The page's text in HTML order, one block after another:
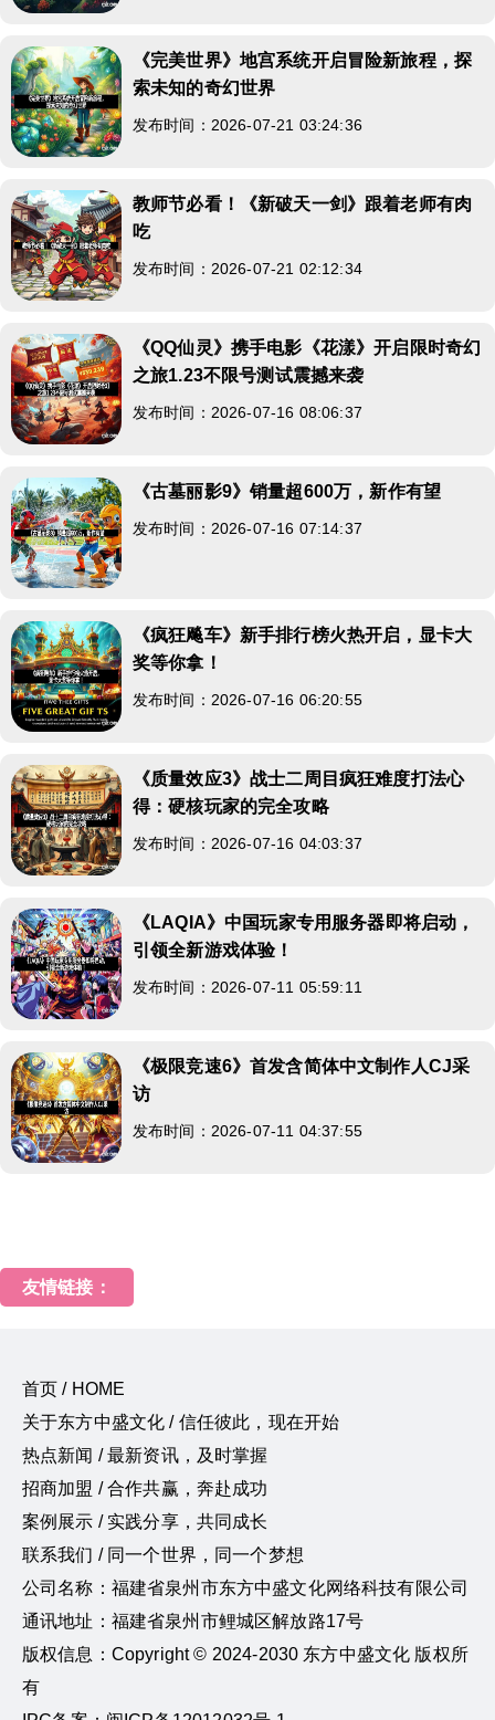
《完美世界》地宫系统开启冒险新旅程，探
索未知的奇幻世界
发布时间：2026-07-21 03:24:36
教师节必看！《新破天一剑》跟着老师有肉
吃
发布时间：2026-07-21 02:12:34
《QQ仙灵》携手电影《花漾》开启限时奇幻
之旅1.23不限号测试震撼来袭
发布时间：2026-07-16 08:06:37
《古墓丽影9》销量超600万，新作有望
发布时间：2026-07-16 07:14:37
《疯狂飚车》新手排行榜火热开启，显卡大
奖等你拿！
发布时间：2026-07-16 06:20:55
《质量效应3》战士二周目疯狂难度打法心
得：硬核玩家的完全攻略
发布时间：2026-07-16 04:03:37
《LAQIA》中国玩家专用服务器即将启动，
引领全新游戏体验！
发布时间：2026-07-11 05:59:11
《极限竞速6》首发含简体中文制作人CJ采
访
发布时间：2026-07-11 04:37:55
友情链接：
首页 / HOME
关于东方中盛文化 / 信任彼此，现在开始
热点新闻 / 最新资讯，及时掌握
招商加盟 / 合作共赢，奔赴成功
案例展示 / 实践分享，共同成长
联系我们 / 同一个世界，同一个梦想
公司名称：福建省泉州市东方中盛文化网络科技有限公司
通讯地址：福建省泉州市鲤城区解放路17号
版权信息：Copyright © 2024-2030 东方中盛文化 版权所
有